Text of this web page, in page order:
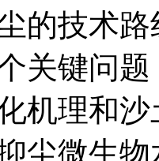
的技术
关键问
机理和
尘微生